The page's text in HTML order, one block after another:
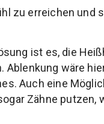
zu erreichen und
ist es, die
wäre
Auch eine
Zähne putzen,